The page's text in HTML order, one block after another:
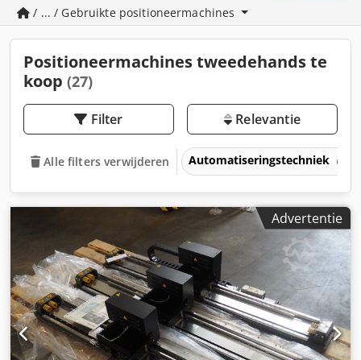
/ ... / Gebruikte positioneermachines
Positioneermachines tweedehands te
koop (27)
Filter Relevantie
Alle filters verwijderen Automatiseringstechniek
Advertentie